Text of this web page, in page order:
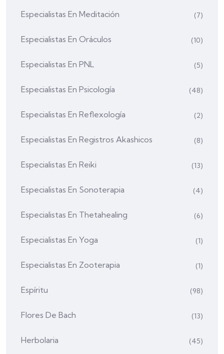
Especialistas En Meditación (7)
Especialistas En Oráculos (10)
Especialistas En PNL (5)
Especialistas En Psicología (48)
Especialistas En Reflexología (2)
Especialistas En Registros Akashicos (8)
Especialistas En Reiki (13)
Especialistas En Sonoterapia (4)
Especialistas En Thetahealing (6)
Especialistas En Yoga (1)
Especialistas En Zooterapia (1)
Espíritu (98)
Flores De Bach (13)
Herbolaria (45)